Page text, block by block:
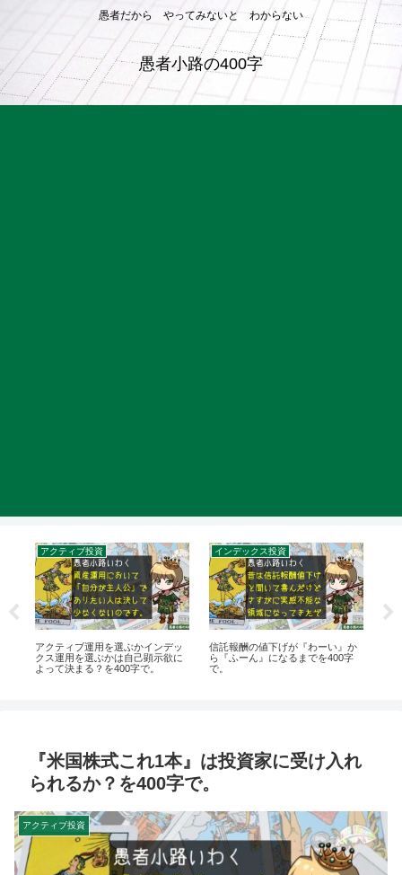
愚者だから やってみないと わからない
愚者小路の400字
アクティブ投資
アクティブ運用を選ぶかインデッ
クス運用を選ぶかは自己顕示欲に
よって決まる？を400字で。
インデックス投資
信託報酬の値下げが『わーい』か
ら『ふーん』になるまでを400字
で。
『米国株式これ1本』は投資家に受け入れ
られるか？を400字で。
アクティブ投資